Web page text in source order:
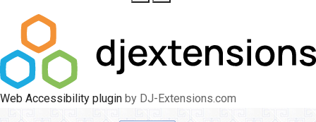
Web Accessibility plugin by DJ-Extensions.com